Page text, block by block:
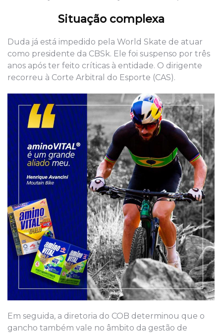
Situação complexa
Duda já está impedido pela World Skate de atuar
como presidente da CBSk. Ele foi suspenso por três
anos após ter feito críticas à entidade. O dirigente
recorreu à Corte Arbitral do Esporte (CAS).
Em seguida, a diretoria do COB determinou que o
gancho também vale no âmbito da gestão de